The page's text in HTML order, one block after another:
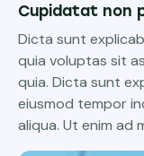
Cupidatat non
Dicta sunt
quia voluptas sit
quia. Dicta sunt
eiusmod tempor
aliqua. Ut enim ad